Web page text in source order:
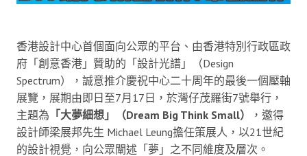
香港設計中心首個面向公眾的平台、由香港特別行政區政
府「創意香港」贊助的「設計光譜」（Design
Spectrum），誠意推介慶祝中心二十周年的最後一個壓軸
展覽，展期由即日至7月17日，於灣仔茂羅街7號舉行，
主題為 「大夢細想」（Dream Big Think Small）
，邀得
設計師梁展邦先生 Michael Leung擔任策展人，以21世紀
的設計視覺，向公眾闡述「夢」之不同維度及層次。